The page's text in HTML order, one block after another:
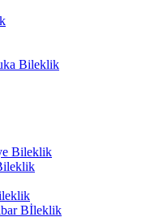
Bileklik
Bileklik
Bİleklik